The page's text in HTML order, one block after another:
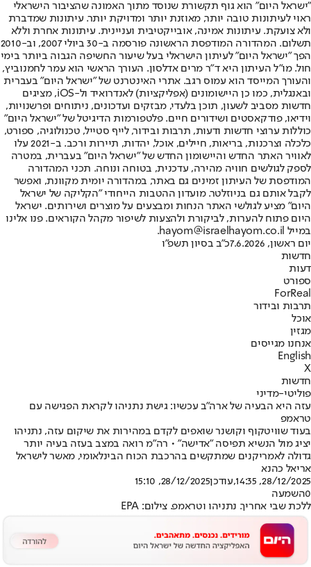
"ישראל היום" הוא גוף תקשורת שנוסד מתוך האמונה שהציבור הישראלי
ראוי לעיתונות טובה יותר, מאוזנת יותר ומדויקת יותר. עיתונות שמדברת
ולא צועקת. עיתונות אמינה, אובייקטיבית ועניינית. עיתונות אחרת וללא
תשלום. המהדורה המודפסת הראשונה פורסמה ב-30 ביולי 2007, וב-2010
הפך "ישראל היום" לעיתון הישראלי בעל שיעור החשיפה הגבוה ביותר בימי
חול. מו"ל העיתון היא ד"ר מרים אדלסון. העורך הראשי הוא עמר לחמנוביץ,
והעורך המייסד הוא עמוס רגב. אתרי האינטרנט של "ישראל היום" בעברית
ובאנגלית, כמו כן היישומונים (אפליקציות) לאנדרואיד ול-iOS, מציגים
חדשות מסביב לשעון, תוכן בלעדי, מבזקים ועדכונים, ניתוחים ופרשנויות,
וידיאו, פודקאסטים ושידורים חיים. פלטפורמות הדיגיטל של "ישראל היום"
כוללות ערוצי חדשות ודעות, תרבות ובידור, לייף סטייל, טכנולוגיה, ספורט,
כלכלה וצרכנות, בריאות, חיילים, אוכל, יהדות, תיירות ורכב. ב-2021 עלו
לאוויר האתר החדש והיישומון החדש של "ישראל היום" בעברית, במטרה
לספק לגולשים חוויה מהירה, עדכנית, בטוחה ונוחה. תכני המהדורה
המודפסת של העיתון זמינים גם באתר, במהדורה יומית מקוונת, ואפשר
לקבל אותם גם בניוזלטר. מועדון ההטבות הייחודי "הקליקה של ישראל
היום" מציע לגולשי האתר הנחות ומבצעים על מוצרים ושירותים. ישראל
היום פתוח להערות, לביקורת ולהצעות לשיפור מקהל הקוראים. פנו אלינו
במייל hayom@israelhayom.co.il.
יום ראשון, 7.6.2026
כ"ב בסיון תשפ"ו
חדשות
דעות
ספורט
ForReal
תרבות ובידור
אוכל
מגזין
אנחנו מגייסים
English
X
חדשות
פוליטי-מדיני
עזה היא הבעיה של ארה"ב עכשיו: גישת נתניהו לקראת הפגישה עם
טראמפ
בעוד שוויטקוף וקושנר שואפים לקדם במהירות את שיקום עזה, נתניהו
יציג מול הנשיא תפיסה "אדישה" • רה"מ רואה במצב בעזה בעיה יותר
גדולה לאמריקנים שמתקשים בהרכבת הכוח הבינלאומי, מאשר לישראל
אריאל כהנא
28/12/2025, 14:35
,עודכן28/12/2025, 15:10
0השמעה
ללכת שבי אחריך. נתניהו וטראמפ. צילום: EPA